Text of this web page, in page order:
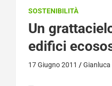
SOSTENIBILITÀ
Un
edifici
17 Giugno 2011 Gianluca